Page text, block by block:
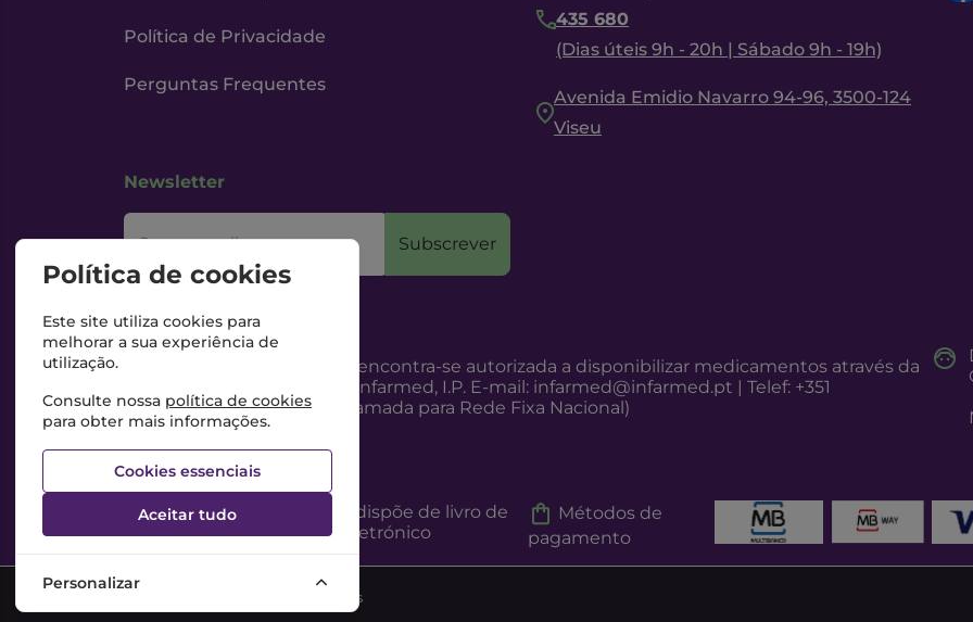
Política de Privacidade
Perguntas Frequentes
435 680
(Dias úteis 9h - 20h | Sábado 9h - 19h)
Avenida Emidio Navarro 94-96, 3500-124
Viseu
Newsletter
O seu email Subscrever
Esta Farmácia encontra-se autorizada a disponibilizar medicamentos através da
Internet, pelo Infarmed, I.P. E-mail: infarmed@infarmed.pt | Telef: +351
217987100 (Chamada para Rede Fixa Nacional)
Esta Farmácia dispõe de livro de
reclamações eletrónico
Métodos de
pagamento
©2026 Todos os direitos reservados
Política de cookies
Este site utiliza cookies para
melhorar a sua experiência de
utilização.
Consulte nossa política de cookies
para obter mais informações.
Cookies essenciais
Aceitar tudo
Personalizar